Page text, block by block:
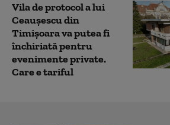
Vila de protocol a lui
Ceauşescu din
Timișoara va putea fi
închiriată pentru
evenimente private.
Care e tariful